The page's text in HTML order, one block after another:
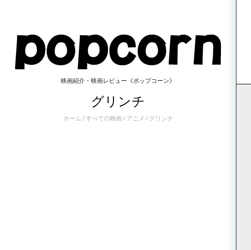
映画紹介・映画レビュー《ポップコーン》
グリンチ
ホーム / すべての映画/ アニメ / グリンチ